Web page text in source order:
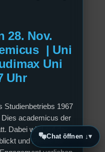
28. Nov.
| Uni
Uni
Uhr
Studienbetriebs 1967
academicus der
Dabei wird auf das
und Preise für
Chat öffnen ↓